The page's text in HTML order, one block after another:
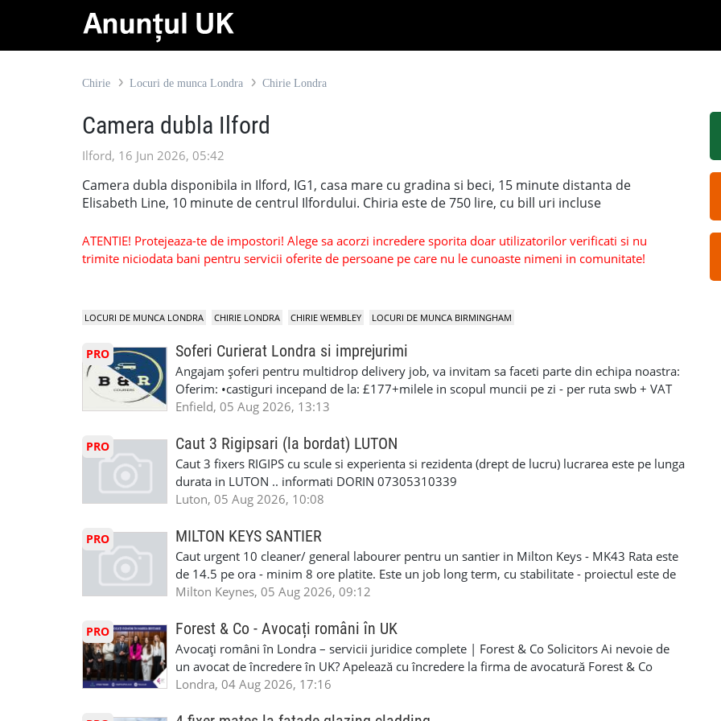
Chirie Locuri de munca Londra Chirie Londra
Camera dubla Ilford
Ilford, 16 Jun 2026, 05:42
Camera dubla disponibila in Ilford, IG1, casa mare cu gradina si beci, 15 minute distanta de
Elisabeth Line, 10 minute de centrul Ilfordului. Chiria este de 750 lire, cu bill uri incluse
ATENTIE! Protejeaza-te de impostori! Alege sa acorzi incredere sporita doar utilizatorilor verificati si nu
trimite niciodata bani pentru servicii oferite de persoane pe care nu le cunoaste nimeni in comunitate!
LOCURI DE MUNCA LONDRA CHIRIE LONDRA CHIRIE WEMBLEY LOCURI DE MUNCA BIRMINGHAM
PRO Soferi Curierat Londra si imprejurimi
Angajam șoferi pentru multidrop delivery job, va invitam sa faceti parte din echipa noastra:
Oferim: •castiguri incepand de la: £177+milele in scopul muncii pe zi - per ruta swb + VAT
pentru cei platitori de VAT si £190+milele in scopul muncii pe zi per ruta lwb + VAT pentru
status obligatoriu •varsta minima 21 de ani •1 an experienta pe permis •cazier curat -
compania aplica pentru dumneavoastra •posibilitatea sa treceti un test drog si alcool
•oferim: - training platit (3 zile-£117 pe zi) - contract de munca pe o perioada
nedeterminata. -full time/ part-time - van oferit de firma contra cost( in cazul in care nu
masinii). Acceptam cu permis UK si permis RO. Recrutam pentru urmatoarele locatii: -
Enfield - Weybridge - Romford - Luton - Harlow - Northampton Pentru mai multe detalii si
programari la interviu apelati cu incredere la noi - 07494685033
Enfield, 05 Aug 2026, 13:13
PRO Caut 3 Rigipsari (la bordat) LUTON
Caut 3 fixers RIGIPS cu scule si experienta si rezidenta (drept de lucru) lucrarea este pe lunga
durata in LUTON .. informati DORIN 07305310339
Luton, 05 Aug 2026, 10:08
PRO MILTON KEYS SANTIER
Caut urgent 10 cleaner/ general labourer pentru un santier in Milton Keys - MK43 Rata este
de 14.5 pe ora - minim 8 ore platite. Este un job long term, cu stabilitate - proiectul este de
la Amazon. Munca este usoara, general labourer si cleaning. Acceptam si femei si barbati
SAPTAMANALA Contact: +44 7308 606203 - lasati-mi un mesaj pe WHATSAPP daca sunteti
interesati
Milton Keynes, 05 Aug 2026, 09:12
PRO Forest & Co - Avocați români în UK
Avocați români în Londra – servicii juridice complete | Forest & Co Solicitors Ai nevoie de
un avocat de încredere în UK? Apelează cu încredere la firma de avocatură Forest & Co
Solicitors, indiferent că ai nevoie de asistență pentru companie sau personal. ✅ Servicii
Londra, 04 Aug 2026, 17:16